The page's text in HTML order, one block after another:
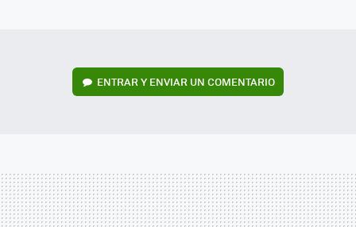
ENTRAR Y ENVIAR UN COMENTARIO